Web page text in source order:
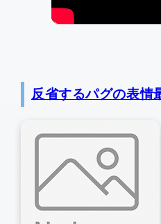
反省するパグの表情